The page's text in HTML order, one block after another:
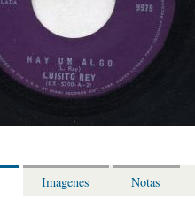
Imagenes Notas